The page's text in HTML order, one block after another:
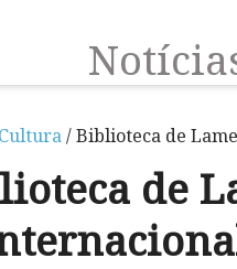
Cultura/ Biblioteca de
de